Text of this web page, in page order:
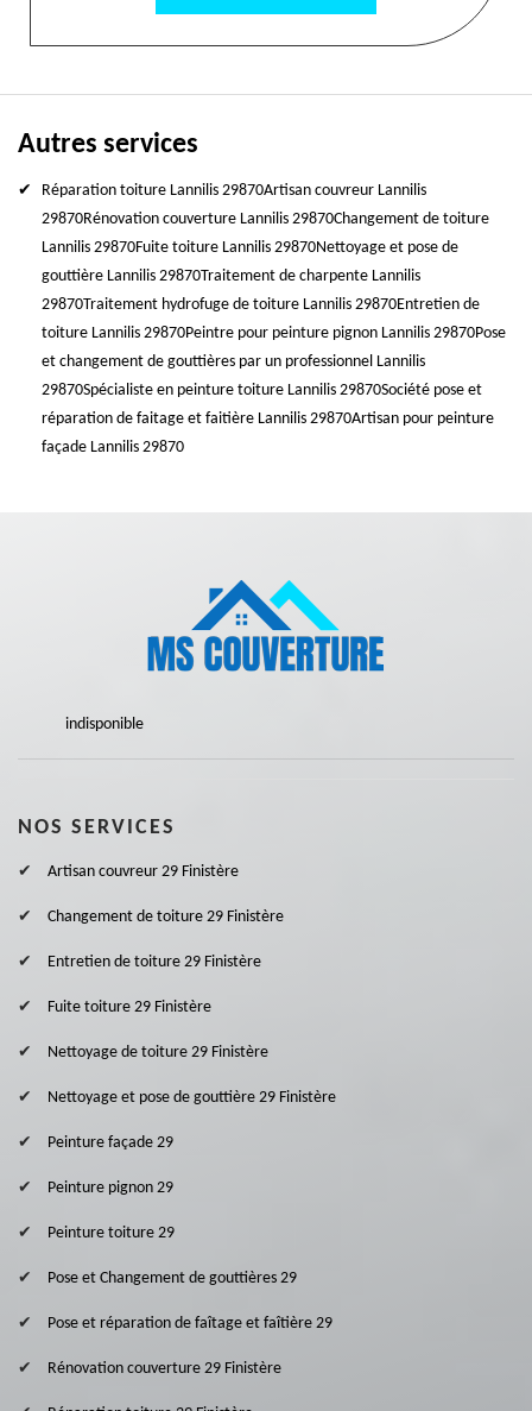
Autres services
Réparation toiture Lannilis 29870Artisan couvreur Lannilis
29870Rénovation couverture Lannilis 29870Changement de toiture
Lannilis 29870Fuite toiture Lannilis 29870Nettoyage et pose de
gouttière Lannilis 29870Traitement de charpente Lannilis
29870Traitement hydrofuge de toiture Lannilis 29870Entretien de
toiture Lannilis 29870Peintre pour peinture pignon Lannilis 29870Pose
et changement de gouttières par un professionnel Lannilis
29870Spécialiste en peinture toiture Lannilis 29870Société pose et
réparation de faitage et faitière Lannilis 29870Artisan pour peinture
façade Lannilis 29870
indisponible
NOS SERVICES
Artisan couvreur 29 Finistère
Changement de toiture 29 Finistère
Entretien de toiture 29 Finistère
Fuite toiture 29 Finistère
Nettoyage de toiture 29 Finistère
Nettoyage et pose de gouttière 29 Finistère
Peinture façade 29
Peinture pignon 29
Peinture toiture 29
Pose et Changement de gouttières 29
Pose et réparation de faîtage et faîtière 29
Rénovation couverture 29 Finistère